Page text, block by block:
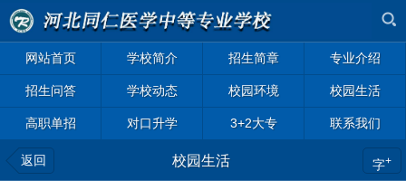
网站首页 学校简介 招生简章 专业介绍
招生问答 学校动态 校园环境 校园生活
高职单招 对口升学 3+2大专 联系我们
返回 校园生活 字+